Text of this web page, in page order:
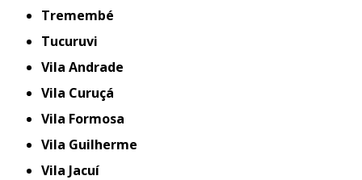
Tremembé
Tucuruvi
Vila Andrade
Vila Curuçá
Vila Formosa
Vila Guilherme
Vila Jacuí